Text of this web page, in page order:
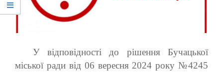
У відповідності до рішення Бучацької
міської ради від 06 вересня 2024 року №4245